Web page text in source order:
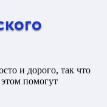
и дорого, так что
помогут